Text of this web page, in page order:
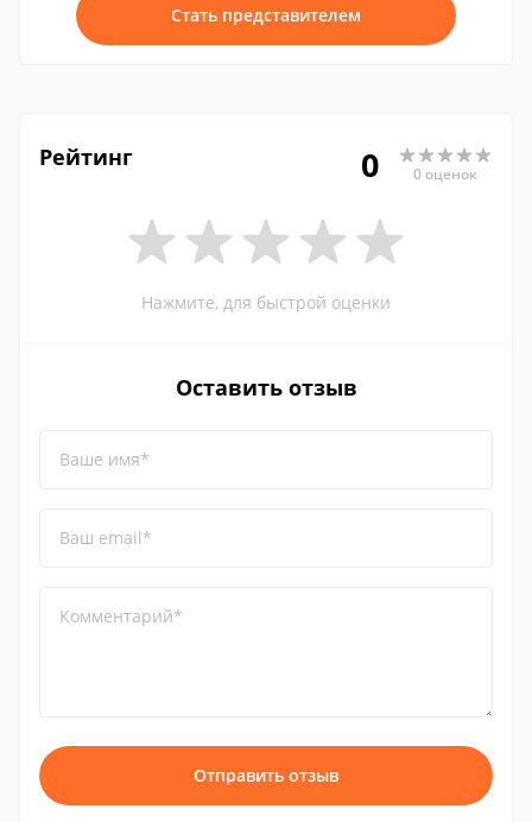
Стать представителем
Рейтинг 0 0 оценок
Нажмите, для быстрой оценки
Оставить отзыв
Ваше имя*
Ваш email*
Комментарий*
Отправить отзыв